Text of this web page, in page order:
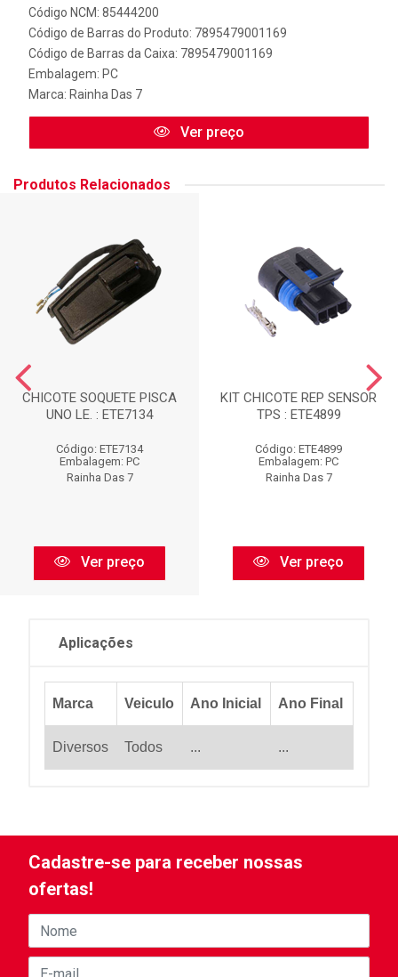
Código NCM: 85444200
Código de Barras do Produto: 7895479001169
Código de Barras da Caixa: 7895479001169
Embalagem: PC
Marca: Rainha Das 7
Ver preço
Produtos Relacionados
CHICOTE SOQUETE PISCA
UNO LE. : ETE7134
Código: ETE7134
Embalagem: PC
Rainha Das 7
Ver preço
KIT CHICOTE REP SENSOR
TPS : ETE4899
Código: ETE4899
Embalagem: PC
Rainha Das 7
Ver preço
Aplicações
Marca Veiculo Ano Inicial Ano Final
Diversos Todos ... ...
Cadastre-se para receber nossas
ofertas!